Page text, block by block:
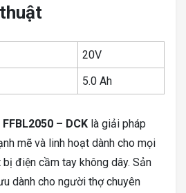
20V
5.0 Ah
– DCK là giải pháp
mẽ và linh hoạt dành cho mọi
điện cầm tay không dây. Sản
dành cho người thợ chuyên